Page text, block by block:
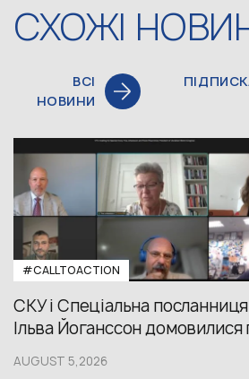
СХОЖІ
ВСІ
НОВИНИ
#CALLTOACTION
СКУ і Спеціальна
Ільва Йоганссон домовилися
AUGUST 5,2026